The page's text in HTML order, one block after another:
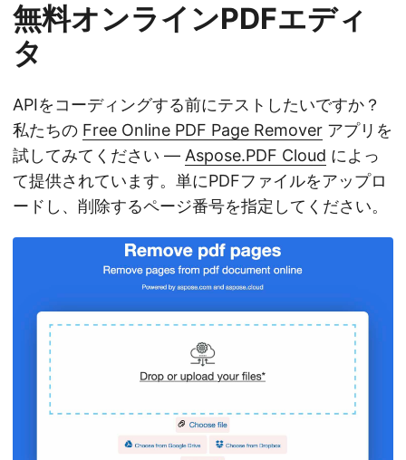
無料オンラインPDFエディ
タ
APIをコーディングする前にテストしたいですか？
私たちの Free Online PDF Page Remover アプリを
試してみてください — Aspose.PDF Cloud によっ
て提供されています。単にPDFファイルをアップロ
ードし、削除するページ番号を指定してください。